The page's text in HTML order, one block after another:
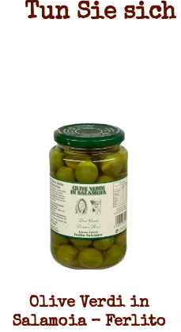
Tun Sie sich
Olive Verdi in
Salamoia – Ferlito